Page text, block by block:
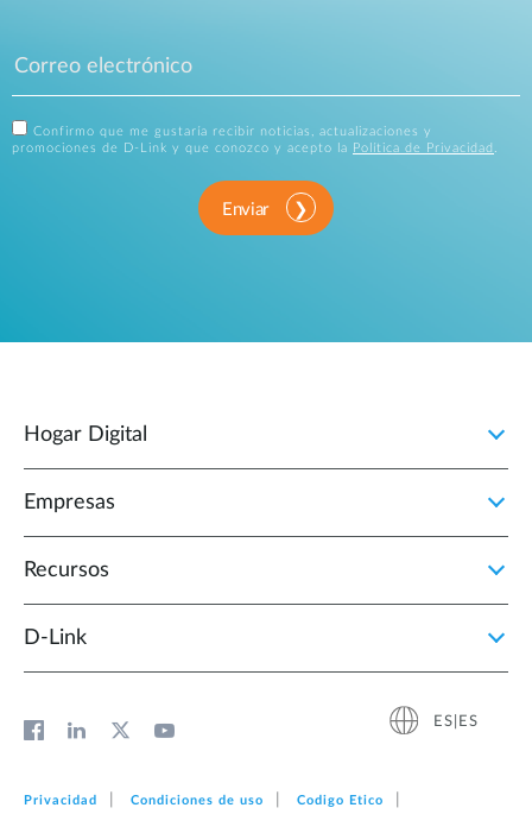
Confirmo que me gustaría recibir noticias, actualizaciones y
promociones de D-Link y que conozco y acepto la
Política de Privacidad .
Enviar
Hogar Digital
Empresas
Recursos
D‑Link
ES|ES
Privacidad Condiciones de uso Codigo Etico